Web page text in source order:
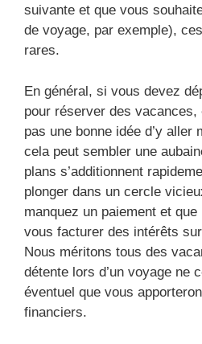
suivante et que vous
de voyage, par exemple),
rares.
En général, si vous devez
pour réserver des vacances,
pas une bonne idée d’y aller
cela peut sembler une
plans s’additionnent
plonger dans un cercle
manquez un paiement et
vous facturer des intérêts
Nous méritons tous des
détente lors d’un voyage ne
éventuel que vous
financiers.